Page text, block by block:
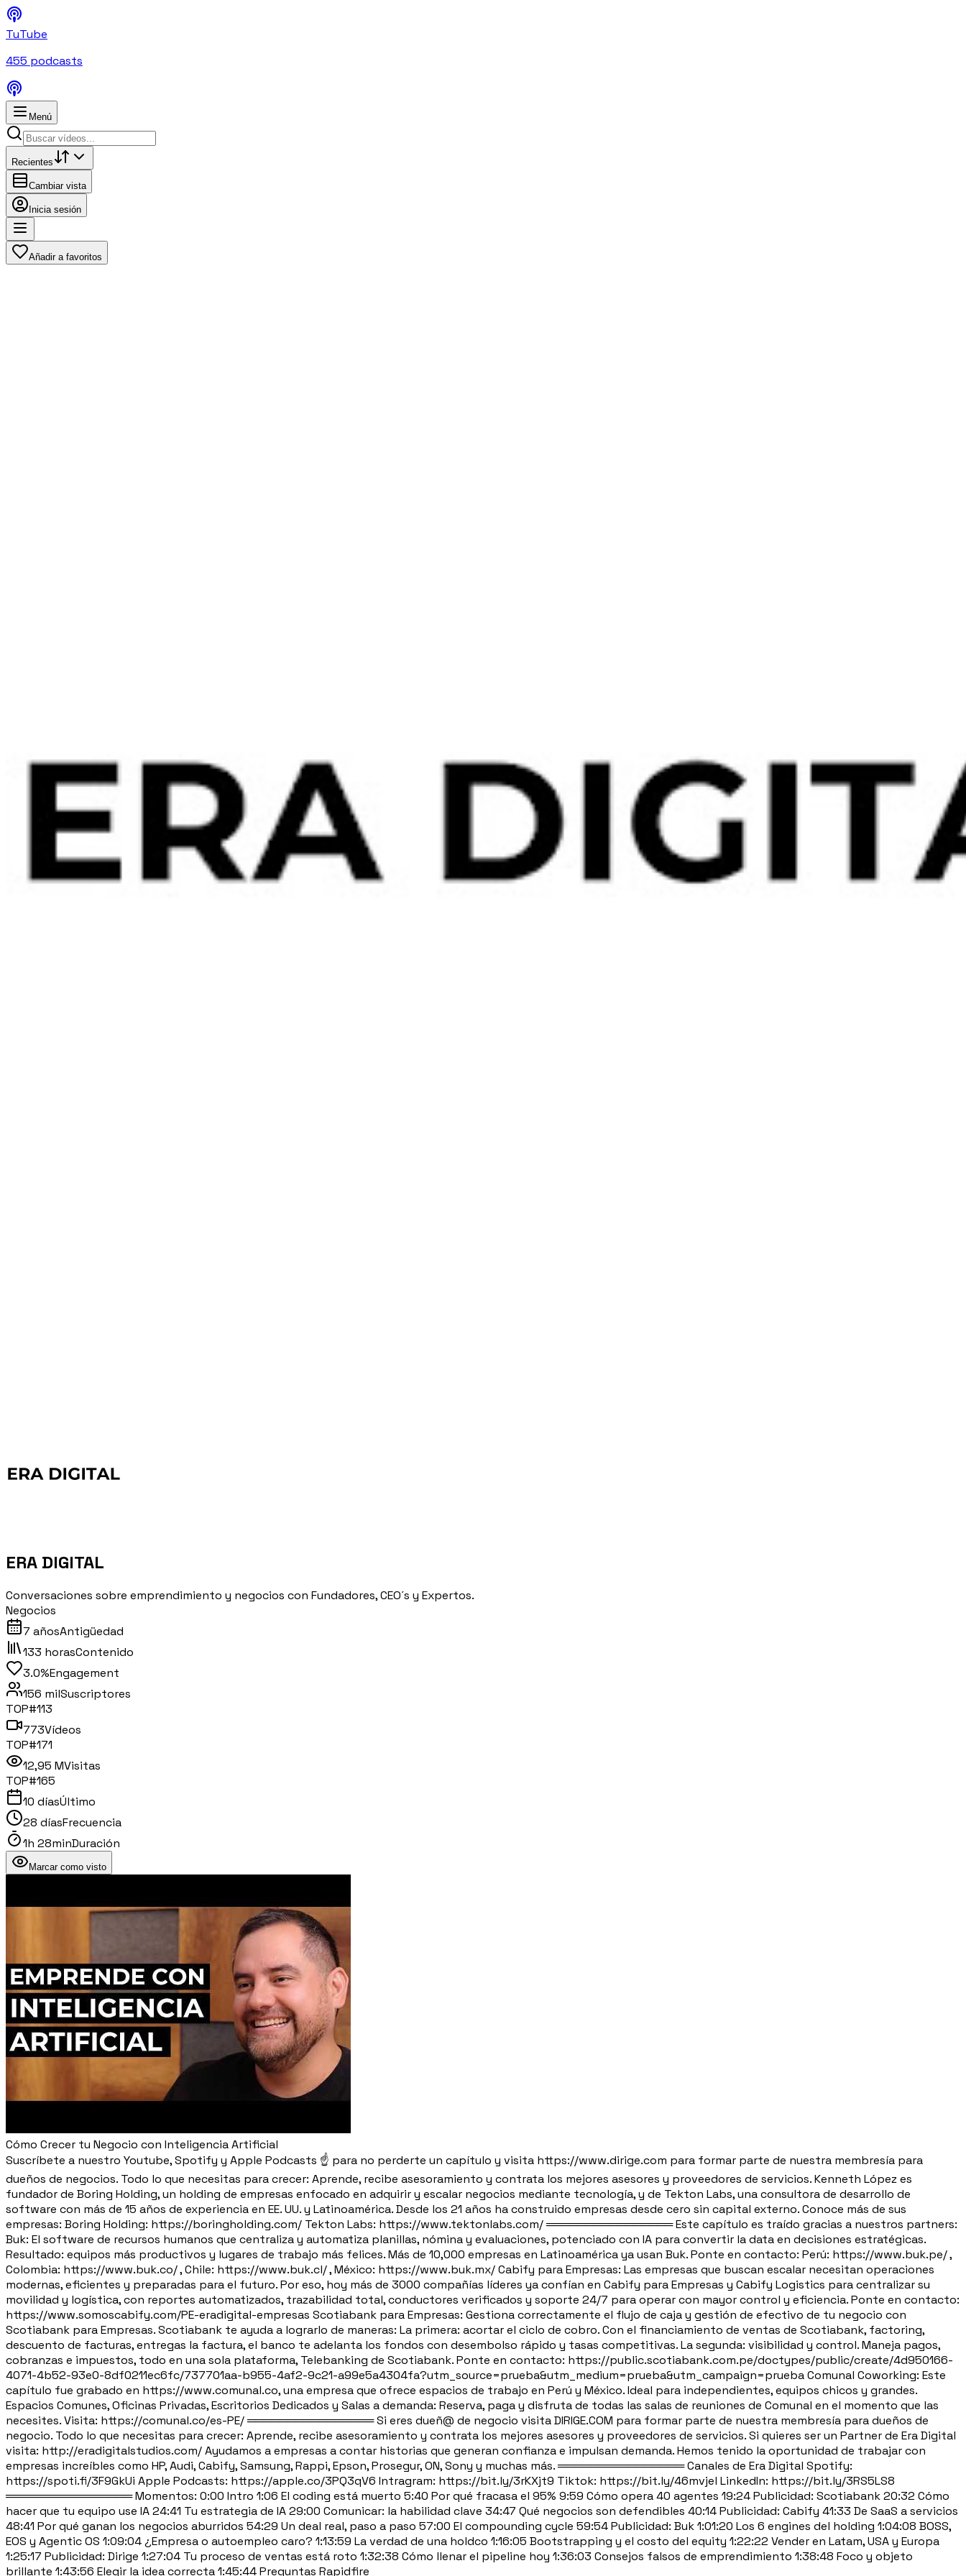
TuTube
455 podcasts
Menú
Recientes
Cambiar vista
Inicia sesión
Añadir a favoritos
ERA DIGITAL
Conversaciones sobre emprendimiento y negocios con Fundadores, CEO´s y Expertos.
Negocios
7 añosAntigüedad
133 horasContenido
3.0%Engagement
156 milSuscriptores
TOP#113
773Vídeos
TOP#171
12,95 MVisitas
TOP#165
10 díasÚltimo
28 díasFrecuencia
1h 28minDuración
Marcar como visto
Cómo Crecer tu Negocio con Inteligencia Artificial
Suscríbete a nuestro Youtube, Spotify y Apple Podcasts ☝️ para no perderte un capítulo y visita https://www.dirige.com para formar parte de nuestra membresía para
dueños de negocios. Todo lo que necesitas para crecer: Aprende, recibe asesoramiento y contrata los mejores asesores y proveedores de servicios. Kenneth López es
fundador de Boring Holding, un holding de empresas enfocado en adquirir y escalar negocios mediante tecnología, y de Tekton Labs, una consultora de desarrollo de
software con más de 15 años de experiencia en EE. UU. y Latinoamérica. Desde los 21 años ha construido empresas desde cero sin capital externo. Conoce más de sus
empresas: Boring Holding: https://boringholding.com/ Tekton Labs: https://www.tektonlabs.com/ ════════════════ Este capítulo es traído gracias a nuestros partners:
Buk: El software de recursos humanos que centraliza y automatiza planillas, nómina y evaluaciones, potenciado con IA para convertir la data en decisiones estratégicas.
Resultado: equipos más productivos y lugares de trabajo más felices. Más de 10,000 empresas en Latinoamérica ya usan Buk. Ponte en contacto: Perú: https://www.buk.pe/ ,
Colombia: https://www.buk.co/ , Chile: https://www.buk.cl/ , México: https://www.buk.mx/ Cabify para Empresas: Las empresas que buscan escalar necesitan operaciones
modernas, eficientes y preparadas para el futuro. Por eso, hoy más de 3000 compañías líderes ya confían en Cabify para Empresas y Cabify Logistics para centralizar su
movilidad y logística, con reportes automatizados, trazabilidad total, conductores verificados y soporte 24/7 para operar con mayor control y eficiencia. Ponte en contacto:
https://www.somoscabify.com/PE-eradigital-empresas Scotiabank para Empresas: Gestiona correctamente el flujo de caja y gestión de efectivo de tu negocio con
Scotiabank para Empresas. Scotiabank te ayuda a lograrlo de maneras: La primera: acortar el ciclo de cobro. Con el financiamiento de ventas de Scotiabank, factoring,
descuento de facturas, entregas la factura, el banco te adelanta los fondos con desembolso rápido y tasas competitivas. La segunda: visibilidad y control. Maneja pagos,
cobranzas e impuestos, todo en una sola plataforma, Telebanking de Scotiabank. Ponte en contacto: https://public.scotiabank.com.pe/doctypes/public/create/4d950166-
4071-4b52-93e0-8df0211ec6fc/737701aa-b955-4af2-9c21-a99e5a4304fa?utm_source=prueba&utm_medium=prueba&utm_campaign=prueba Comunal Coworking: Este
capítulo fue grabado en https://www.comunal.co, una empresa que ofrece espacios de trabajo en Perú y México. Ideal para independientes, equipos chicos y grandes.
Espacios Comunes, Oficinas Privadas, Escritorios Dedicados y Salas a demanda: Reserva, paga y disfruta de todas las salas de reuniones de Comunal en el momento que las
necesites. Visita: https://comunal.co/es-PE/ ════════════════ Si eres dueñ@ de negocio visita DIRIGE.COM para formar parte de nuestra membresía para dueños de
negocio. Todo lo que necesitas para crecer: Aprende, recibe asesoramiento y contrata los mejores asesores y proveedores de servicios. Si quieres ser un Partner de Era Digital
visita: http://eradigitalstudios.com/ Ayudamos a empresas a contar historias que generan confianza e impulsan demanda. Hemos tenido la oportunidad de trabajar con
empresas increíbles como HP, Audi, Cabify, Samsung, Rappi, Epson, Prosegur, ON, Sony y muchas más. ════════════════ Canales de Era Digital Spotify:
https://spoti.fi/3F9GkUi Apple Podcasts: https://apple.co/3PQ3qV6 Intragram: https://bit.ly/3rKXjt9 Tiktok: https://bit.ly/46mvjel LinkedIn: https://bit.ly/3RS5LS8
════════════════ Momentos: 0:00 Intro 1:06 El coding está muerto 5:40 Por qué fracasa el 95% 9:59 Cómo opera 40 agentes 19:24 Publicidad: Scotiabank 20:32 Cómo
hacer que tu equipo use IA 24:41 Tu estrategia de IA 29:00 Comunicar: la habilidad clave 34:47 Qué negocios son defendibles 40:14 Publicidad: Cabify 41:33 De SaaS a servicios
48:41 Por qué ganan los negocios aburridos 54:29 Un deal real, paso a paso 57:00 El compounding cycle 59:54 Publicidad: Buk 1:01:20 Los 6 engines del holding 1:04:08 BOSS,
EOS y Agentic OS 1:09:04 ¿Empresa o autoempleo caro? 1:13:59 La verdad de una holdco 1:16:05 Bootstrapping y el costo del equity 1:22:22 Vender en Latam, USA y Europa
1:25:17 Publicidad: Dirige 1:27:04 Tu proceso de ventas está roto 1:32:38 Cómo llenar el pipeline hoy 1:36:03 Consejos falsos de emprendimiento 1:38:48 Foco y objeto
brillante 1:43:56 Elegir la idea correcta 1:45:44 Preguntas Rapidfire